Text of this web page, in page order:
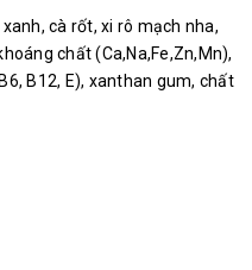
cà rốt, xi rô mạch nha,
chất (Ca,Na,Fe,Zn,Mn),
B12, E), xanthan gum, chất